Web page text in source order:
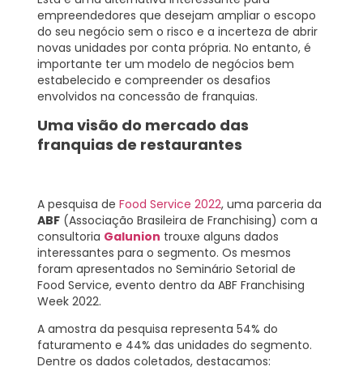
empreendedores que desejam ampliar o escopo
do seu negócio sem o risco e a incerteza de abrir
novas unidades por conta própria. No entanto, é
importante ter um modelo de negócios bem
estabelecido e compreender os desafios
envolvidos na concessão de franquias.
Uma visão do mercado das
franquias de restaurantes
A pesquisa de Food Service 2022, uma parceria da
ABF(Associação Brasileira de Franchising) com a
consultoria Galunion trouxe alguns dados
interessantes para o segmento. Os mesmos
foram apresentados no Seminário Setorial de
Food Service, evento dentro da ABF Franchising
Week 2022.
A amostra da pesquisa representa 54% do
faturamento e 44% das unidades do segmento.
Dentre os dados coletados, destacamos: